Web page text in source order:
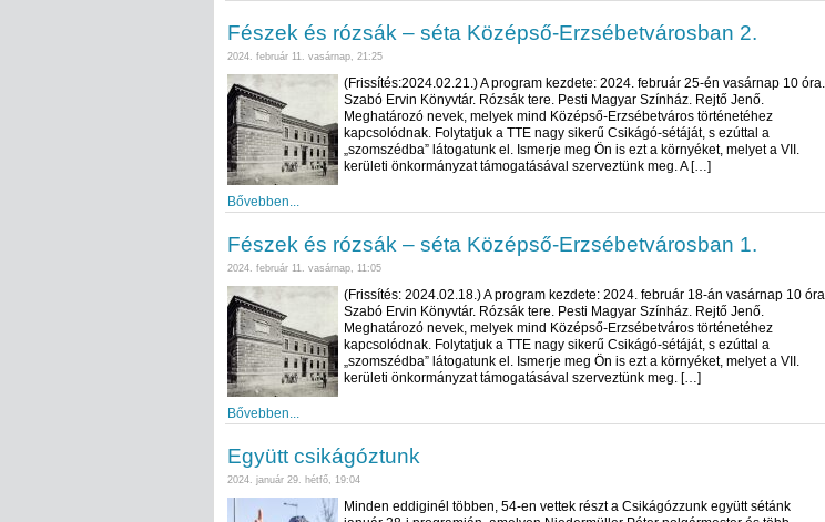
Fészek és rózsák – séta Középső-Erzsébetvárosban 2.
2024. február 11. vasárnap, 21:25
(Frissítés:2024.02.21.) A program kezdete: 2024. február 25-én vasárnap 10 óra.
Szabó Ervin Könyvtár. Rózsák tere. Pesti Magyar Színház. Rejtő Jenő.
Meghatározó nevek, melyek mind Középső-Erzsébetváros történetéhez
kapcsolódnak. Folytatjuk a TTE nagy sikerű Csikágó-sétáját, s ezúttal a
„szomszédba” látogatunk el. Ismerje meg Ön is ezt a környéket, melyet a VII.
kerületi önkormányzat támogatásával szerveztünk meg. A […]
Bővebben...
Fészek és rózsák – séta Középső-Erzsébetvárosban 1.
2024. február 11. vasárnap, 11:05
(Frissítés: 2024.02.18.) A program kezdete: 2024. február 18-án vasárnap 10 óra.
Szabó Ervin Könyvtár. Rózsák tere. Pesti Magyar Színház. Rejtő Jenő.
Meghatározó nevek, melyek mind Középső-Erzsébetváros történetéhez
kapcsolódnak. Folytatjuk a TTE nagy sikerű Csikágó-sétáját, s ezúttal a
„szomszédba” látogatunk el. Ismerje meg Ön is ezt a környéket, melyet a VII.
kerületi önkormányzat támogatásával szerveztünk meg. […]
Bővebben...
Együtt csikágóztunk
2024. január 29. hétfő, 19:04
Minden eddiginél többen, 54-en vettek részt a Csikágózzunk együtt sétánk